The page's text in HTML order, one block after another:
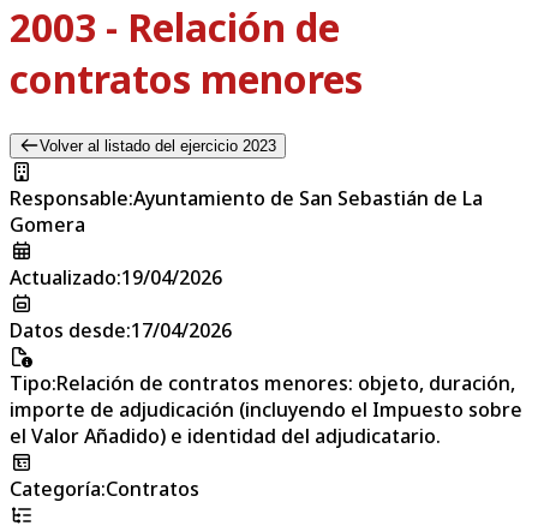
2003 - Relación de
contratos menores
Volver al listado del ejercicio 2023
Responsable:Ayuntamiento de San Sebastián de La
Gomera
Actualizado:19/04/2026
Datos desde:17/04/2026
Tipo:Relación de contratos menores: objeto, duración,
importe de adjudicación (incluyendo el Impuesto sobre
el Valor Añadido) e identidad del adjudicatario.
Categoría:Contratos